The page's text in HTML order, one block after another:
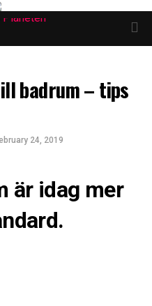
badrum – tips
24, 2019
är idag mer